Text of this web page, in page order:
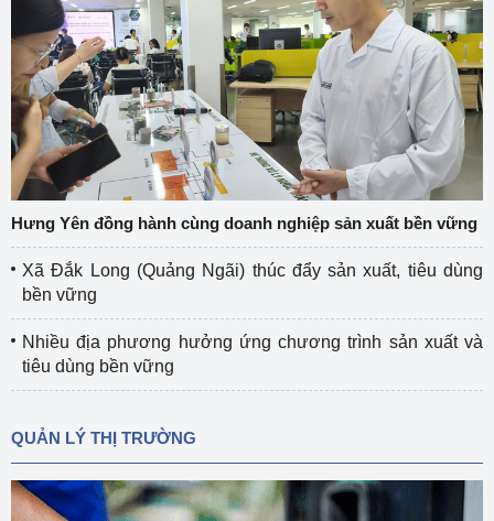
Hưng Yên đồng hành cùng doanh nghiệp sản xuất bền vững
Xã Đắk Long (Quảng Ngãi) thúc đẩy sản xuất, tiêu dùng
bền vững
Nhiều địa phương hưởng ứng chương trình sản xuất và
tiêu dùng bền vững
QUẢN LÝ THỊ TRƯỜNG